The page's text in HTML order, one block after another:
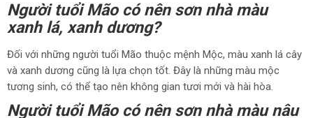
Người tuổi Mão có nên sơn nhà màu
xanh lá, xanh dương?
Đối với những người tuổi Mão thuộc mệnh Mộc, màu xanh lá cây
và xanh dương cũng là lựa chọn tốt. Đây là những màu mộc
tương sinh, có thể tạo nên không gian tươi mới và hài hòa.
Người tuổi Mão có nên sơn nhà màu nâu